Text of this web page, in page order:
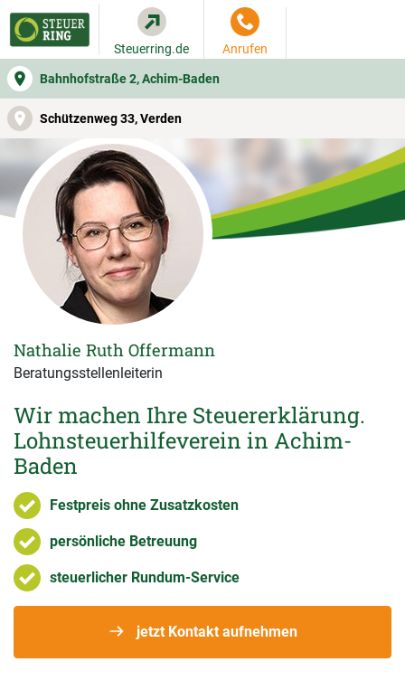
Bahnhofstraße 2, Achim-Baden
Schützenweg 33, Verden
Steuerring.de Anrufen
WER SIE BERÄT BEITRAGSRECHNER
Wir machen Ihre Steuererklärung.
Lohnsteuerhilfeverein in Achim-
Baden
Festpreis ohne Zusatzkosten
persönliche Betreuung
steuerlicher Rundum-Service
jetzt Kontakt aufnehmen
Nathalie Ruth Offermann
Beratungsstellenleiterin